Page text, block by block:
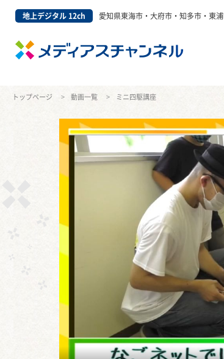
地上デジタル 12ch 愛知県東海市・大府市・知多市・東
トップページ 動画一覧 ミニ四駆講座